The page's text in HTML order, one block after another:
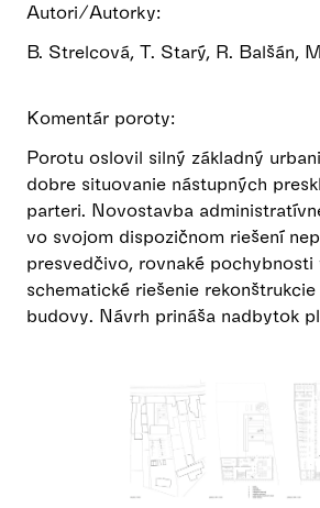
Autori/Autorky:
B. Strelcová, T. Starý, R. Balšán,
Komentár poroty:
Porotu oslovil silný základný
dobre situovanie nástupných
parteri. Novostavba
vo svojom dispozičnom riešení
presvedčivo, rovnaké pochybnosti
schematické riešenie
budovy. Návrh prináša nadbytok